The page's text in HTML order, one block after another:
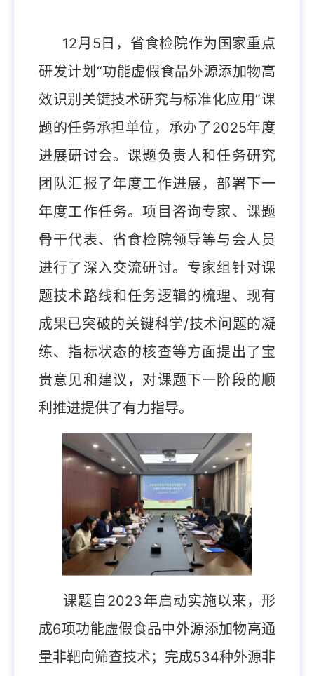
12月5日，省食检院作为国家重点
研发计划“功能虚假食品外源添加物高
效识别关键技术研究与标准化应用”课
题的任务承担单位，承办了2025年度
进展研讨会。课题负责人和任务研究
团队汇报了年度工作进展，部署下一
年度工作任务。项目咨询专家、课题
骨干代表、省食检院领导等与会人员
进行了深入交流研讨。专家组针对课
题技术路线和任务逻辑的梳理、现有
成果已突破的关键科学/技术问题的凝
练、指标状态的核查等方面提出了宝
贵意见和建议，对课题下一阶段的顺
利推进提供了有力指导。
课题自2023年启动实施以来，形
成6项功能虚假食品中外源添加物高通
量非靶向筛查技术；完成534种外源非